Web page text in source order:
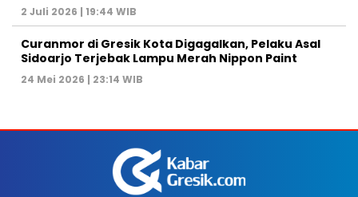
2 Juli 2026 | 19:44 WIB
Curanmor di Gresik Kota Digagalkan, Pelaku Asal
Sidoarjo Terjebak Lampu Merah Nippon Paint
24 Mei 2026 | 23:14 WIB